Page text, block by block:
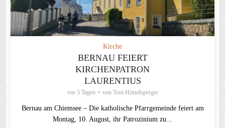
Kirche
BERNAU FEIERT
KIRCHENPATRON
LAURENTIUS
vor 5 Tagen von Toni Hötzelsperger
Bernau am Chiemsee – Die katholische Pfarrgemeinde feiert am
Montag, 10. August, ihr Patrozinium zu...